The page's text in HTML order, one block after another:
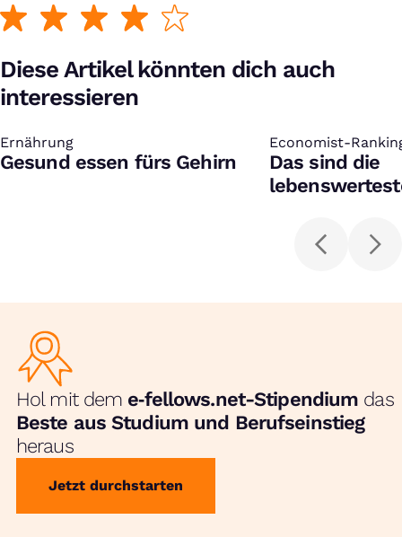
Diese Artikel könnten dich auch
interessieren
Ernährung
:
Gesund essen fürs Gehirn
Economist-
:
Das sind die
Hol mit dem e‑fellows.net-Stipendium das
Beste aus Studium und Berufseinstieg
heraus
Jetzt durchstarten